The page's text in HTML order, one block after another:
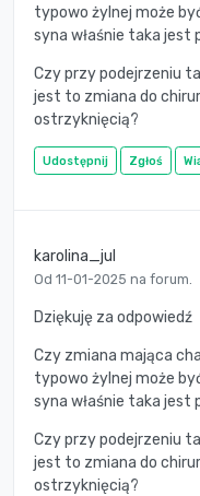
typowo żylnej może
syna właśnie taka jest
Czy przy podejrzeniu
jest to zmiana do
ostrzyknięcią?
Udostępnij Zgłoś
karolina_jul
Od 11-01-2025 na forum.
Dziękuję za odpowiedź
Czy zmiana mająca
typowo żylnej może
syna właśnie taka jest
Czy przy podejrzeniu
jest to zmiana do
ostrzyknięcią?